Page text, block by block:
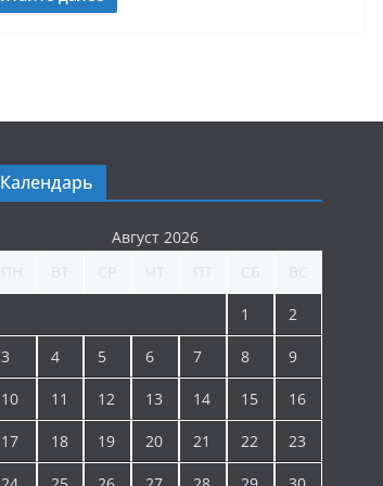
Календарь
Август 2026
1 2
3 4 5 6 7 8 9
10 11 12 13 14 15 16
17 18 19 20 21 22 23